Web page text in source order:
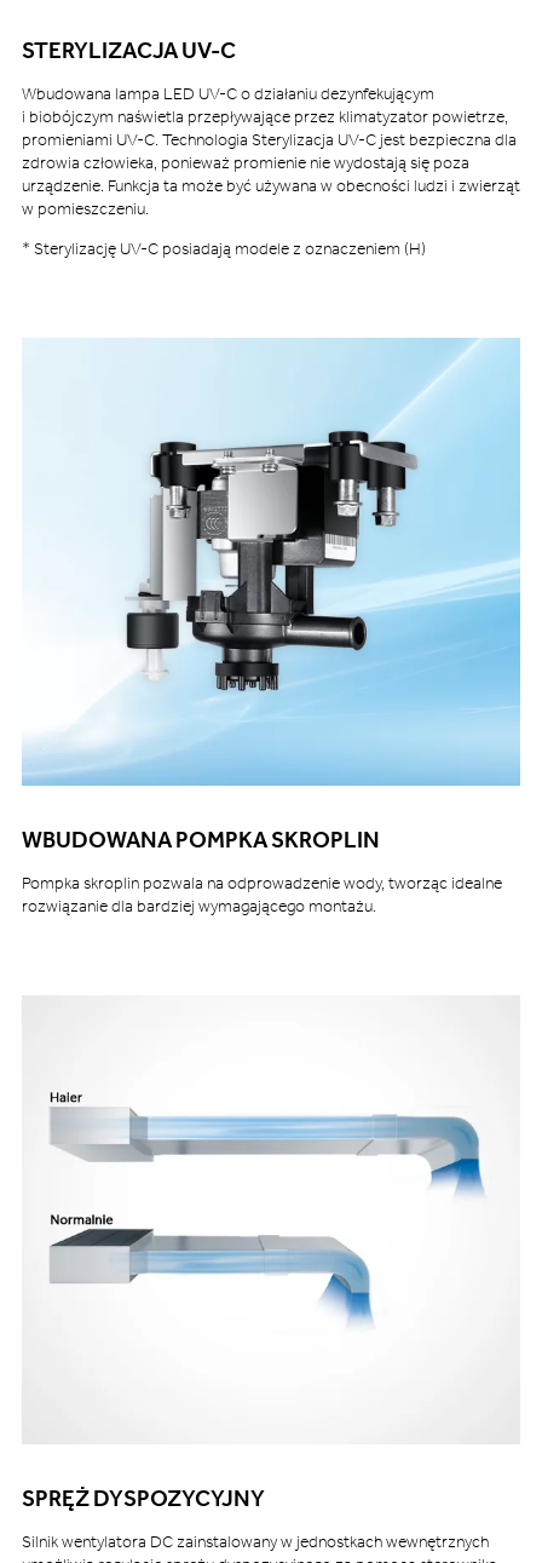
STERYLIZACJA UV-C
Wbudowana lampa LED UV-C o działaniu dezynfekującym
i biobójczym naświetla przepływające przez klimatyzator powietrze,
promieniami UV-C. Technologia Sterylizacja UV-C jest bezpieczna dla
zdrowia człowieka, ponieważ promienie nie wydostają się poza
urządzenie. Funkcja ta może być używana w obecności ludzi i zwierząt
w pomieszczeniu.
* Sterylizację UV-C posiadają modele z oznaczeniem (H)
WBUDOWANA POMPKA SKROPLIN
Pompka skroplin pozwala na odprowadzenie wody, tworząc idealne
rozwiązanie dla bardziej wymagającego montażu.
SPRĘŻ DYSPOZYCYJNY
Silnik wentylatora DC zainstalowany w jednostkach wewnętrznych